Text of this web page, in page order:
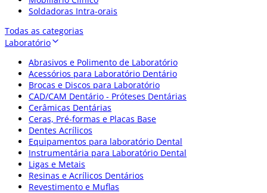
Soldadoras Intra-orais
Todas as categorias
Laboratório
Abrasivos e Polimento de Laboratório
Acessórios para Laboratório Dentário
Brocas e Discos para Laboratório
CAD/CAM Dentário - Próteses Dentárias
Cerâmicas Dentárias
Ceras, Pré-formas e Placas Base
Dentes Acrílicos
Equipamentos para laboratório Dental
Instrumentária para Laboratório Dental
Ligas e Metais
Resinas e Acrílicos Dentários
Revestimento e Muflas